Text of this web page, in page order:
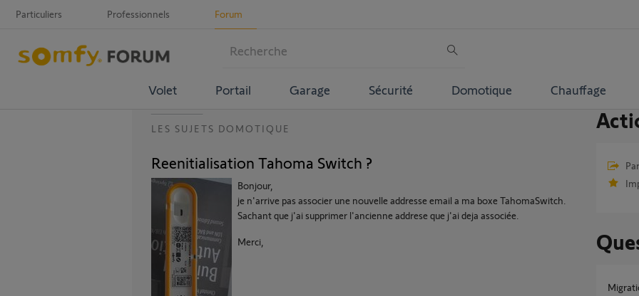
Particuliers Professionnels Forum
Volet Portail Garage Sécurité Domotique Chauffage
LES SUJETS DOMOTIQUE
Reenitialisation Tahoma Switch ?
Bonjour,
je n'arrive pas associer une nouvelle addresse email a ma boxe TahomaSwitch.
Sachant que j'ai supprimer l'ancienne addrese que j'ai deja associée.
Merci,